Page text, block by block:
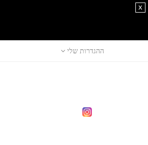
ההגדרות שלי
x